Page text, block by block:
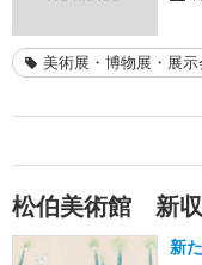
美術展・博物展・展示
松伯美術館 新
新